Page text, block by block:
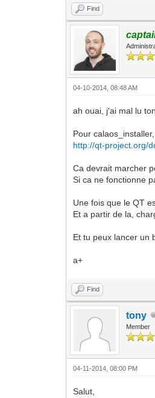
Find
04-10-2014, 08:48 AM
ah ouai, j'ai mal lu
Pour
http://qt-project.org/
Ca devrait marcher
Si ca ne fonctionne
Une fois que le QT
Et a partir de la,
Et tu peux lancer un
a+
Find
tony
Member
04-11-2014, 08:00 PM
Salut,